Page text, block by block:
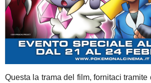
Questa la trama del film, fornitaci tramite